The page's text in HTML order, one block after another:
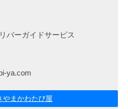
バーガイドサービス
ya.com
やまかわたび屋